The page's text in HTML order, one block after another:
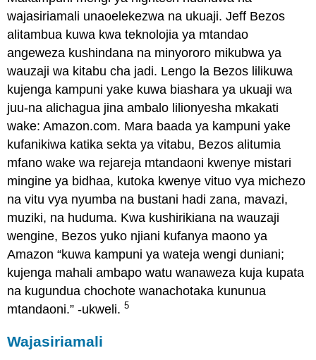
wajasiriamali unaoelekezwa na ukuaji. Jeff Bezos
alitambua kuwa kwa teknolojia ya mtandao
angeweza kushindana na minyororo mikubwa ya
wauzaji wa kitabu cha jadi. Lengo la Bezos lilikuwa
kujenga kampuni yake kuwa biashara ya ukuaji wa
juu-na alichagua jina ambalo lilionyesha mkakati
wake: Amazon.com. Mara baada ya kampuni yake
kufanikiwa katika sekta ya vitabu, Bezos alitumia
mfano wake wa rejareja mtandaoni kwenye mistari
mingine ya bidhaa, kutoka kwenye vituo vya michezo
na vitu vya nyumba na bustani hadi zana, mavazi,
muziki, na huduma. Kwa kushirikiana na wauzaji
wengine, Bezos yuko njiani kufanya maono ya
Amazon “kuwa kampuni ya wateja wengi duniani;
kujenga mahali ambapo watu wanaweza kuja kupata
na kugundua chochote wanachotaka kununua
mtandaoni.” -ukweli.5
Wajasiriamali